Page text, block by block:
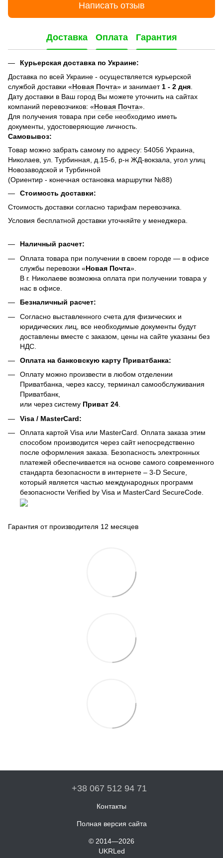
Написать отзыв
Доставка Оплата Гарантия
Курьерская доставка по Украине:
Доставка по всей Украине - осуществляется курьерской
службой доставки «Новая Почта» и занимает 1 - 2 дня
Дату доставки в Ваш город Вы можете уточнить на сайтах
компаний перевозчиков: «Новая Почта».
Для получения товара при себе необходимо иметь
документы, удостоверяющие личность.
Самовывоз:
Товар можно забрать самому по адресу: 54056 Украина,
Николаев, ул. Турбинная, д.15-б, р-н ЖД-вокзала, угол улиц
Новозаводской и Турбинной
(Ориентир - конечная остановка маршрутки №88)
Стоимость доставки:
Стоимость доставки согласно тарифам перевозчика.
Условия бесплатной доставки уточняйте у менеджера.
Наличный расчет:
Оплата товара при получении в своем городе — в офисе
службы перевозки «Новая Почта».
В г. Николаеве возможна оплата при получении товара у
нас в офисе.
Безналичный расчет:
Согласно выставленного счета для физических и
юридических лиц, все необходимые документы будут
доставлены вместе с заказом, цены на сайте указаны без
НДС.
Оплата на банковскую карту Приватбанка:
Оплату можно произвести в любом отделении
Приватбанка, через кассу, терминал самообслуживания
Приватбанк,
или через систему Приват 24.
Visa / MasterCard:
Оплата картой Visa или MasterCard. Оплата заказа этим
способом производится через сайт непосредственно
после оформления заказа. Безопасность электронных
платежей обеспечивается на основе самого современного
стандарта безопасности в интернете – 3-D Secure,
который является частью международных программ
безопасности Verified by Visa и MasterCard SecureCode.
Гарантия от производителя 12 месяцев
+38 067 512 94 71
Контакты
Полная версия сайта
© 2014—2026
UKRLed